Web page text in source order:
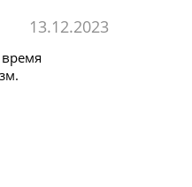
13.12.2023